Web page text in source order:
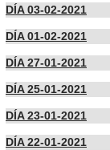
DÍA 03-02-2021
DÍA 01-02-2021
DÍA 27-01-2021
DÍA 25-01-2021
DÍA 23-01-2021
DÍA 22-01-2021